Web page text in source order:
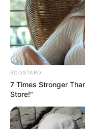
BOOSTARO
7 Times Stronger
Store!"